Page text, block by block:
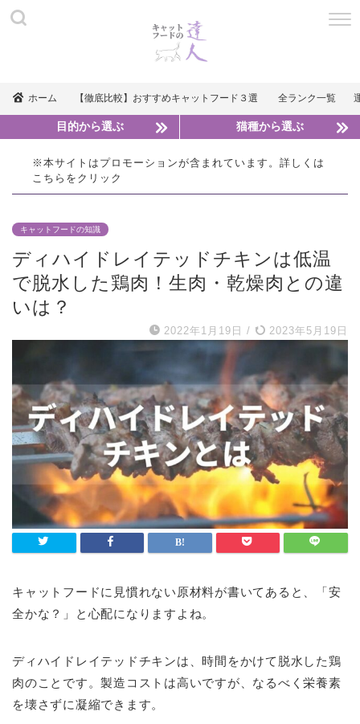
ホーム 【徹底比較】おすすめキャットフード３選 全ランク一覧
目的から選ぶ 猫種から選ぶ
※本サイトはプロモーションが含まれています。詳しくは
こちら をクリック
キャットフードの知識
ディハイドレイテッドチキンは低温
で脱水した鶏肉！生肉・乾燥肉との違
いは？
2022年1月19日 / 2023年5月19日
キャットフードに見慣れない原材料が書いてあると、「安
全かな？」と心配になりますよね。
ディハイドレイテッドチキンは、時間をかけて脱水した鶏
肉のことです。製造コストは高いですが、なるべく栄養素
を壊さずに凝縮できます。